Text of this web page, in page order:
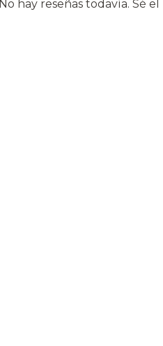
No hay reseñas todavía. Sé